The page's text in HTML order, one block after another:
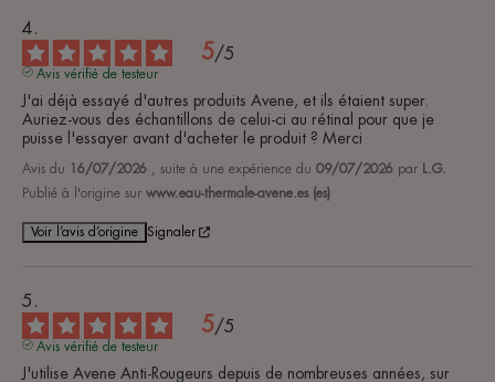
5/5
Avis vérifié de testeur
J'ai déjà essayé d'autres produits Avene, et ils étaient super.
Auriez-vous des échantillons de celui-ci au rétinal pour que je
puisse l'essayer avant d'acheter le produit ? Merci
Avis du 16/07/2026 , suite à une expérience du 09/07/2026 par L.G.
Publié à l'origine sur www.eau-thermale-avene.es (es)
Voir l’avis d’origine Signaler
5/5
Avis vérifié de testeur
J'utilise Avene Anti-Rougeurs depuis de nombreuses années, sur